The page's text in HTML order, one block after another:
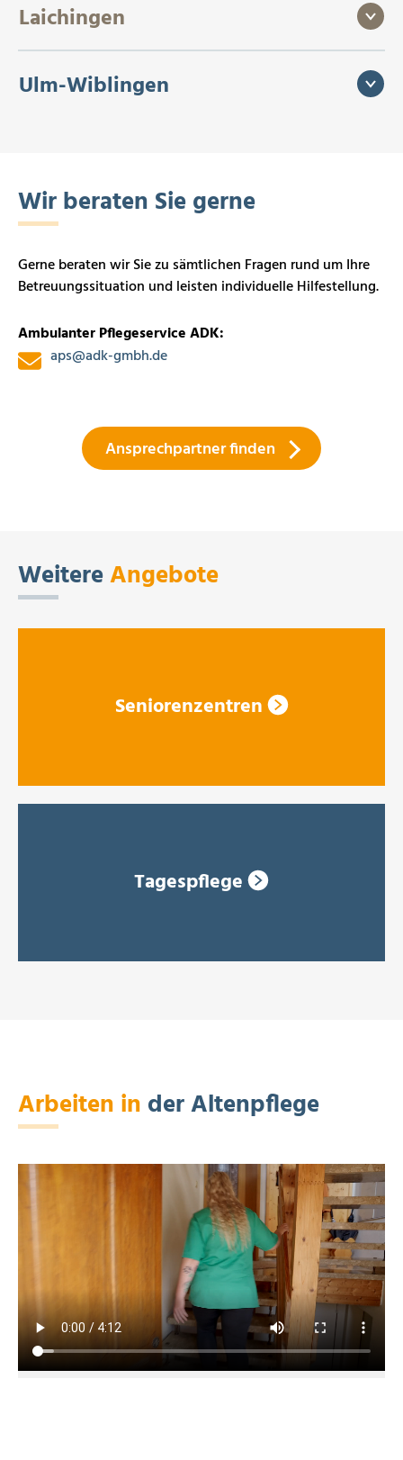
Laichingen
Ulm-Wiblingen
Wir beraten Sie gerne
Gerne beraten wir Sie zu sämtlichen Fragen rund um Ihre
Betreuungssituation und leisten individuelle Hilfestellung.
Ambulanter Pflegeservice ADK:
aps@adk-gmbh.de
Ansprechpartner finden
WeitereAngebote
Seniorenzentren
Tagespflege
Arbeiten in der Altenpflege